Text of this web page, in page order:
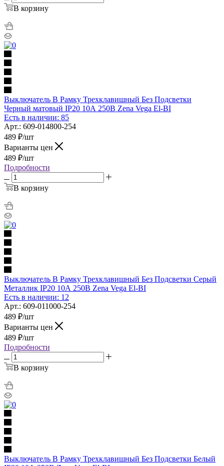
В корзину
Выключатель В Рамку Трехклавишный Без Подсветки
Черный матовый IP20 10А 250В Zena Vega El-BI
Есть в наличии: 85
Арт.: 609-014800-254
489 ₽/шт
Варианты цен
489 ₽/шт
Подробности
В корзину
Выключатель В Рамку Трехклавишный Без Подсветки Серый
Металлик IP20 10А 250В Zena Vega El-BI
Есть в наличии: 12
Арт.: 609-011000-254
489 ₽/шт
Варианты цен
489 ₽/шт
Подробности
В корзину
Выключатель В Рамку Трехклавишный Без Подсветки Белый